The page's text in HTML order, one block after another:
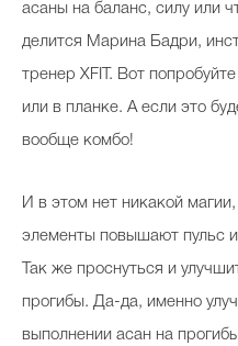
асаны на баланс, силу или
делится Марина Бадри,
тренер XFIT. Вот
или в планке. А если это
вообще комбо!
И в этом нет никакой
элементы повышают пульс
Так же проснуться и
прогибы. Да-да, именно
выполнении асан на